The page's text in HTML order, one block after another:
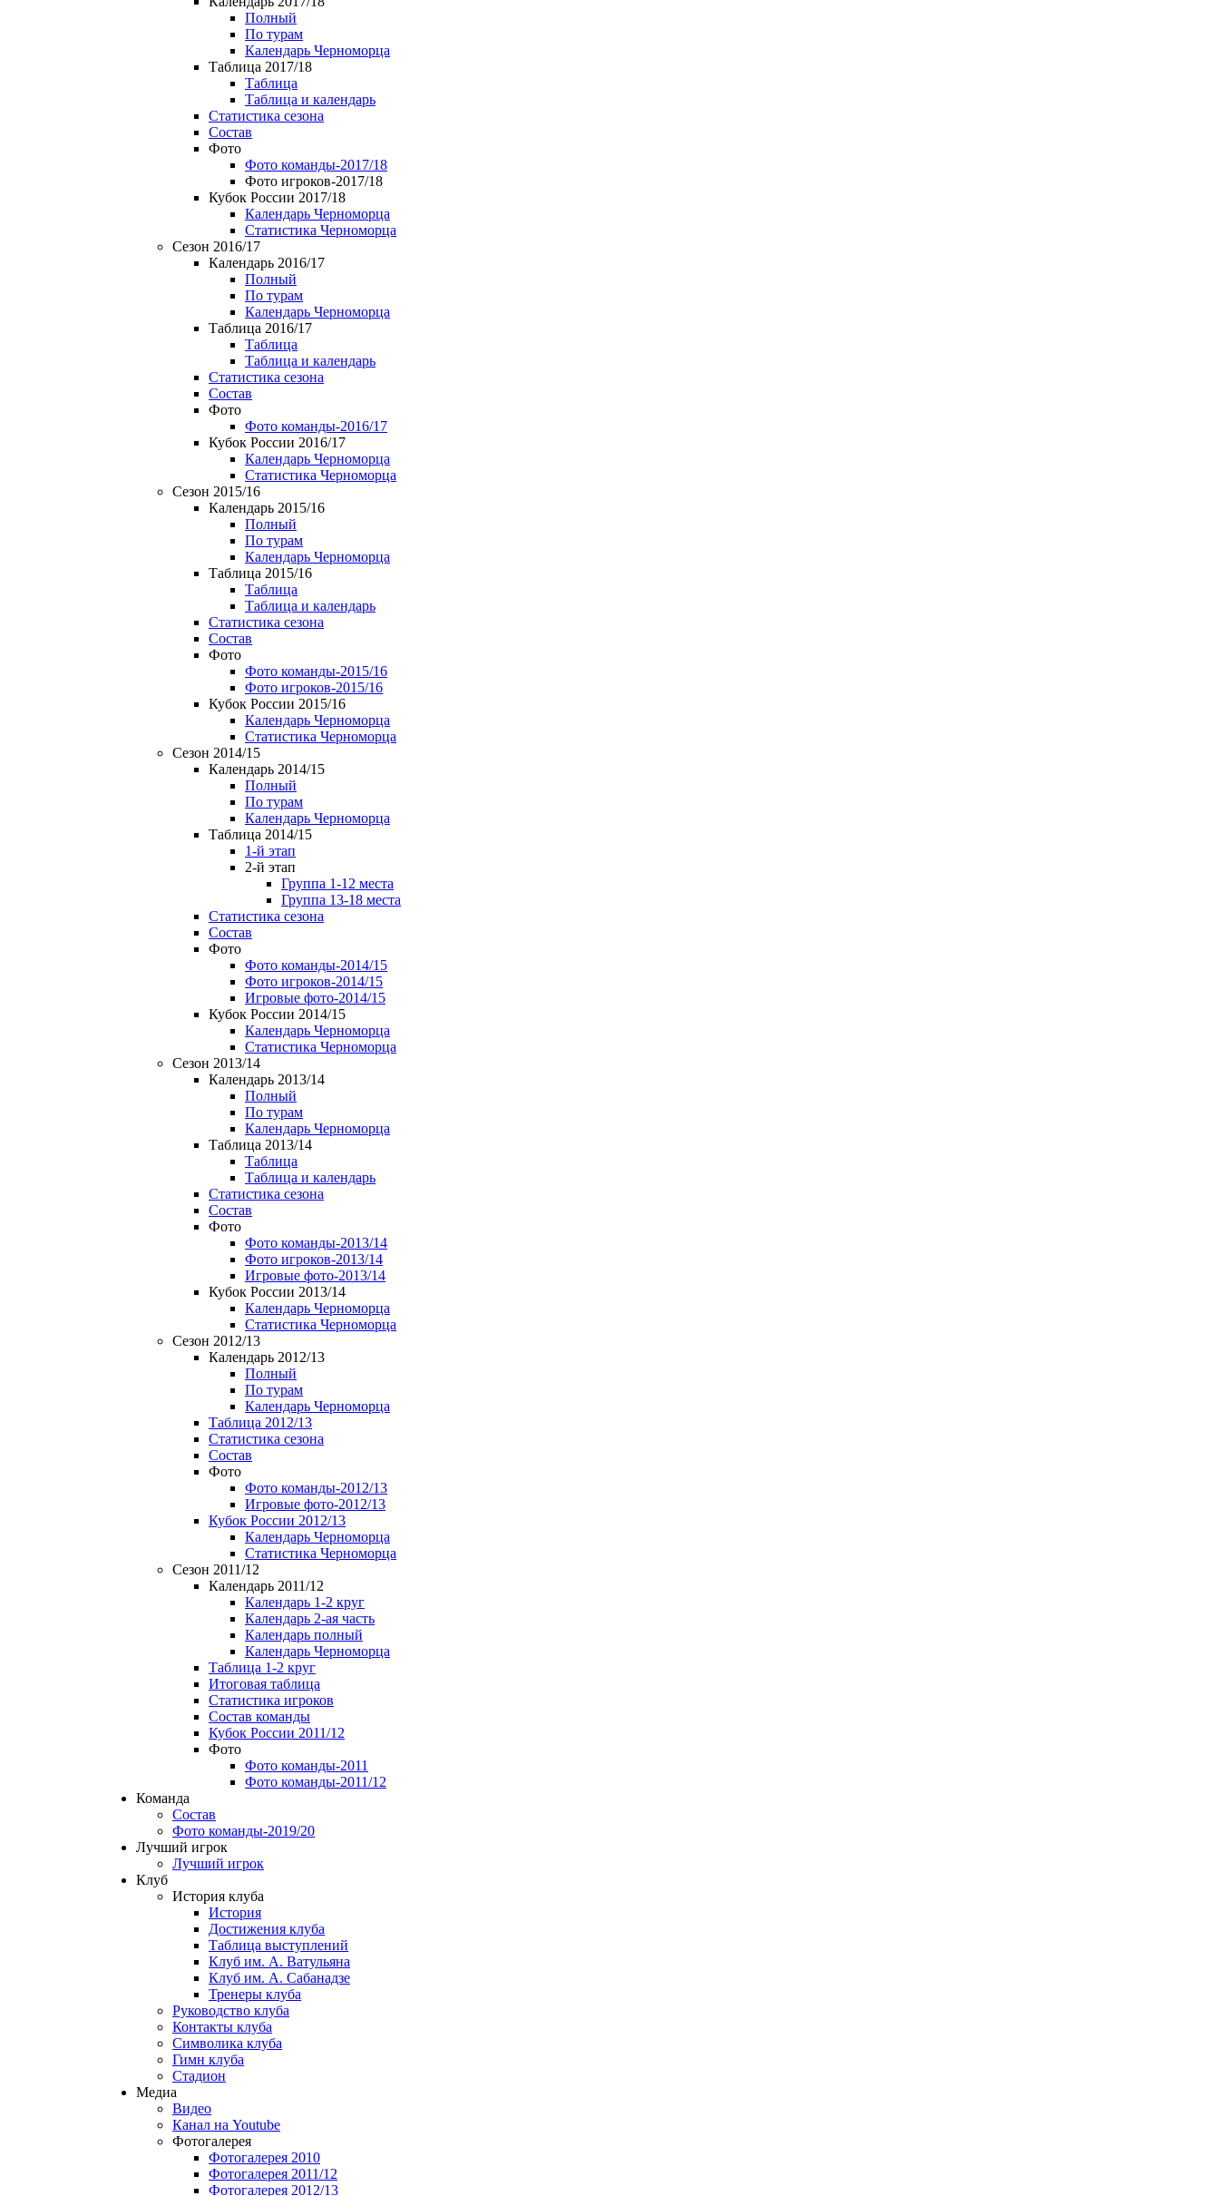
Полный
По турам
Календарь Черноморца
Таблица 2017/18
Таблица
Таблица и календарь
Статистика сезона
Состав
Фото
Фото команды-2017/18
Фото игроков-2017/18
Кубок России 2017/18
Календарь Черноморца
Статистика Черноморца
Сезон 2016/17
Календарь 2016/17
Полный
По турам
Календарь Черноморца
Таблица 2016/17
Таблица
Таблица и календарь
Статистика сезона
Состав
Фото
Фото команды-2016/17
Кубок России 2016/17
Календарь Черноморца
Статистика Черноморца
Сезон 2015/16
Календарь 2015/16
Полный
По турам
Календарь Черноморца
Таблица 2015/16
Таблица
Таблица и календарь
Статистика сезона
Состав
Фото
Фото команды-2015/16
Фото игроков-2015/16
Кубок России 2015/16
Календарь Черноморца
Статистика Черноморца
Сезон 2014/15
Календарь 2014/15
Полный
По турам
Календарь Черноморца
Таблица 2014/15
1-й этап
2-й этап
Группа 1-12 места
Группа 13-18 места
Статистика сезона
Состав
Фото
Фото команды-2014/15
Фото игроков-2014/15
Игровые фото-2014/15
Кубок России 2014/15
Календарь Черноморца
Статистика Черноморца
Сезон 2013/14
Календарь 2013/14
Полный
По турам
Календарь Черноморца
Таблица 2013/14
Таблица
Таблица и календарь
Статистика сезона
Состав
Фото
Фото команды-2013/14
Фото игроков-2013/14
Игровые фото-2013/14
Кубок России 2013/14
Календарь Черноморца
Статистика Черноморца
Сезон 2012/13
Календарь 2012/13
Полный
По турам
Календарь Черноморца
Таблица 2012/13
Статистика сезона
Состав
Фото
Фото команды-2012/13
Игровые фото-2012/13
Кубок России 2012/13
Календарь Черноморца
Статистика Черноморца
Сезон 2011/12
Календарь 2011/12
Календарь 1-2 круг
Календарь 2-ая часть
Календарь полный
Календарь Черноморца
Таблица 1-2 круг
Итоговая таблица
Статистика игроков
Состав команды
Кубок России 2011/12
Фото
Фото команды-2011
Фото команды-2011/12
Команда
Состав
Фото команды-2019/20
Лучший игрок
Лучший игрок
Клуб
История клуба
История
Достижения клуба
Таблица выступлений
Клуб им. А. Ватульяна
Клуб им. А. Сабанадзе
Тренеры клуба
Руководство клуба
Контакты клуба
Символика клуба
Гимн клуба
Стадион
Медиа
Видео
Канал на Youtube
Фотогалерея
Фотогалерея 2010
Фотогалерея 2011/12
Фотогалерея 2012/13